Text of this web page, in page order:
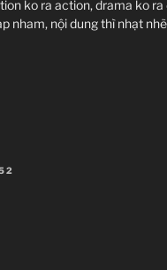
ko ra action, drama ko
nham, nội dung thì nhạt